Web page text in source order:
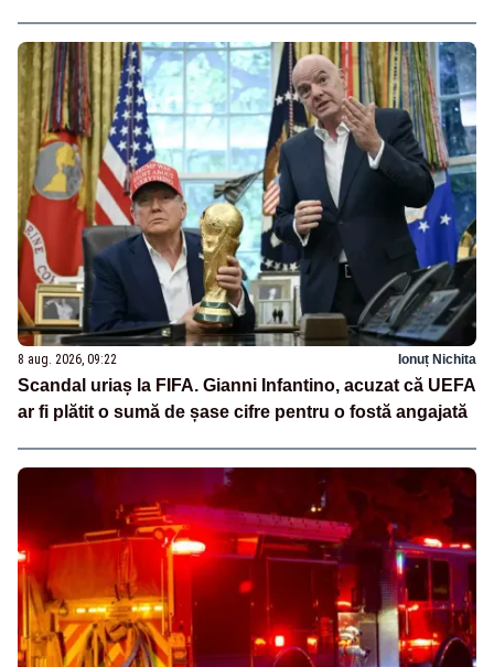
8 aug. 2026, 09:22 Ionuț Nichita
Scandal uriaș la FIFA. Gianni Infantino, acuzat că UEFA
ar fi plătit o sumă de șase cifre pentru o fostă angajată